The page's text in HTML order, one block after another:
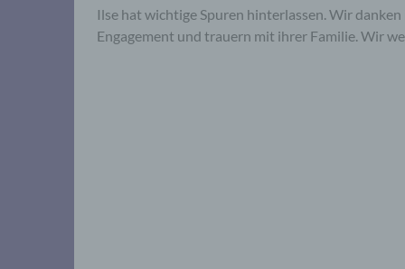
Ilse hat wichtige Spuren hinterlassen. Wir
Engagement und trauern mit ihrer Familie. Wir